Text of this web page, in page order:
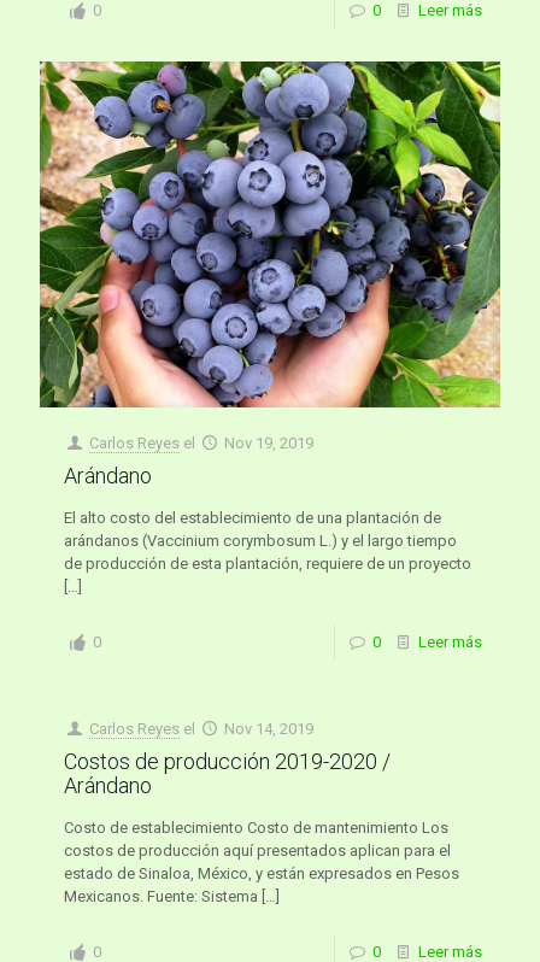
0 0 Leer más
Carlos Reyes el Nov 19, 2019
Arándano
El alto costo del establecimiento de una plantación de
arándanos (Vaccinium corymbosum L.) y el largo tiempo
de producción de esta plantación, requiere de un proyecto
[…]
0 0 Leer más
Carlos Reyes el Nov 14, 2019
Costos de producción 2019-2020 /
Arándano
Costo de establecimiento Costo de mantenimiento Los
costos de producción aquí presentados aplican para el
estado de Sinaloa, México, y están expresados en Pesos
Mexicanos. Fuente: Sistema […]
0 0 Leer más